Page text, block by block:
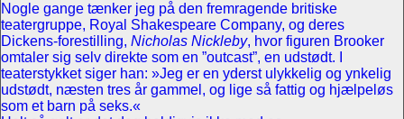
Nogle gange tænker jeg på den fremragende britiske
teatergruppe, Royal Shakespeare Company, og deres
Dickens-forestilling, Nicholas Nickleby, hvor figuren Brooker
omtaler sig selv direkte som en ”outcast”, en udstødt. I
teaterstykket siger han: »Jeg er en yderst ulykkelig og ynkelig
udstødt, næsten tres år gammel, og lige så fattig og hjælpeløs
som et barn på seks.«